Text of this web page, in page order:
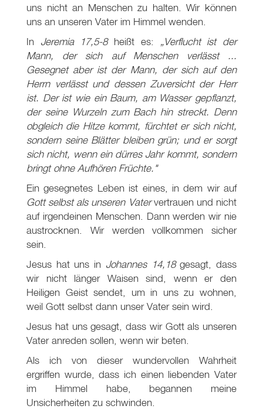
uns nicht an Menschen zu halten. Wir können
uns an unseren Vater im Himmel wenden.
In Jeremia 17,5-8 heißt es: „Verflucht ist der
Mann, der sich auf Menschen verlässt ...
Gesegnet aber ist der Mann, der sich auf den
Herrn verlässt und dessen Zuversicht der Herr
ist. Der ist wie ein Baum, am Wasser gepflanzt,
der seine Wurzeln zum Bach hin streckt. Denn
obgleich die Hitze kommt, fürchtet er sich nicht,
sondern seine Blätter bleiben grün; und er sorgt
sich nicht, wenn ein dürres Jahr kommt, sondern
bringt ohne Aufhören Früchte."
Ein gesegnetes Leben ist eines, in dem wir auf
Gott selbst als unseren Vatervertrauen und nicht
auf irgendeinen Menschen. Dann werden wir nie
austrocknen. Wir werden vollkommen sicher
sein.
Jesus hat uns in Johannes 14,18gesagt, dass
wir nicht länger Waisen sind, wenn er den
Heiligen Geist sendet, um in uns zu wohnen,
weil Gott selbst dann unser Vater sein wird.
Jesus hat uns gesagt, dass wir Gott als unseren
Vater anreden sollen, wenn wir beten.
Als ich von dieser wundervollen Wahrheit
ergriffen wurde, dass ich einen liebenden Vater
im Himmel habe, begannen meine
Unsicherheiten zu schwinden.